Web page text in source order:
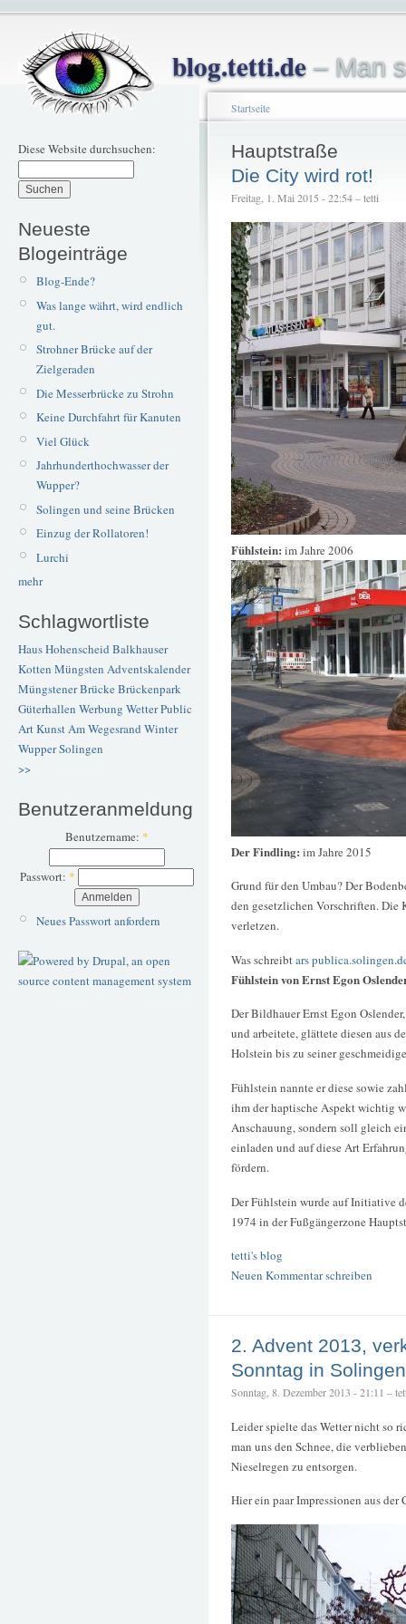
blog.tetti.de– Man
Diese Website durchsuchen:
Neueste
Blogeinträge
Blog-Ende?
Was lange währt, wird endlich
gut.
Strohner Brücke auf der
Zielgeraden
Die Messerbrücke zu Strohn
Keine Durchfahrt für Kanuten
Viel Glück
Jahrhunderthochwasser der
Wupper?
Solingen und seine Brücken
Einzug der Rollatoren!
Lurchi
mehr
Schlagwortliste
Haus Hohenscheid Balkhauser
Kotten Müngsten Adventskalender
Müngstener BrückeBrückenpark
Güterhallen Werbung WetterPublic
ArtKunstAm Wegesrand Winter
WupperSolingen
>>
Benutzeranmeldung
Benutzername: *
Passwort: *
Neues Passwort anfordern
Startseite
Hauptstraße
Die City wird rot!
Freitag, 1. Mai 2015 - 22:54 – tetti
Fühlstein: im Jahre 2006
Der Findling: im Jahre 2015
Grund für den Umbau? Der
den gesetzlichen Vorschriften. Die
verletzen.
Was schreibtars
Fühlstein von Ernst Egon
Der Bildhauer Ernst Egon
und arbeitete, glättete diesen aus
Holstein bis zu seiner
Fühlstein nannte er diese sowie
ihm der haptische Aspekt wichtig
Anschauung, sondern soll gleich
einladen und auf diese Art
fördern.
Der Fühlstein wurde auf Initiative
1974 in der Fußgängerzone
tetti's blog
Neuen Kommentar schreiben
2. Advent 2013,
Sonntag in Solingen
Sonntag, 8. Dezember 2013 - 21:11 –
Leider spielte das Wetter nicht so
man uns den Schnee, die
Nieselregen zu entsorgen.
Hier ein paar Impressionen aus der